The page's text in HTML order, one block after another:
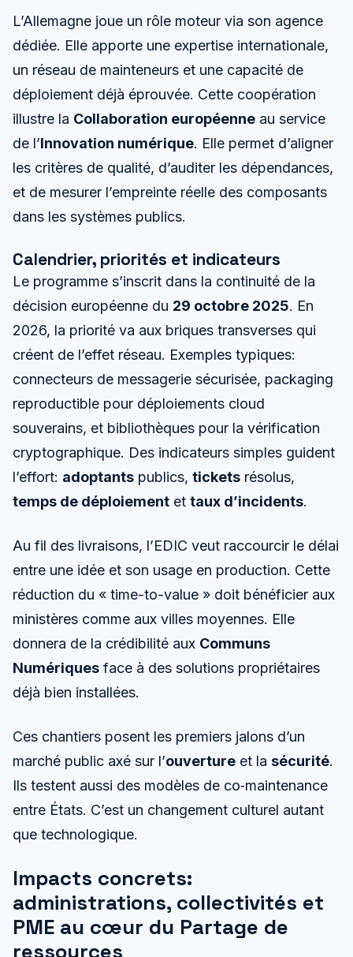
L’Allemagne joue un rôle moteur via son agence
dédiée. Elle apporte une expertise internationale,
un réseau de mainteneurs et une capacité de
déploiement déjà éprouvée. Cette coopération
illustre la Collaboration européenne au service
de l’Innovation numérique. Elle permet d’aligner
les critères de qualité, d’auditer les dépendances,
et de mesurer l’empreinte réelle des composants
dans les systèmes publics.
Calendrier, priorités et indicateurs
Le programme s’inscrit dans la continuité de la
décision européenne du 29 octobre 2025. En
2026, la priorité va aux briques transverses qui
créent de l’effet réseau. Exemples typiques:
connecteurs de messagerie sécurisée, packaging
reproductible pour déploiements cloud
souverains, et bibliothèques pour la vérification
cryptographique. Des indicateurs simples guident
l’effort: adoptants publics, tickets résolus,
temps de déploiement et taux d’incidents.
Au fil des livraisons, l’EDIC veut raccourcir le délai
entre une idée et son usage en production. Cette
réduction du « time-to-value » doit bénéficier aux
ministères comme aux villes moyennes. Elle
donnera de la crédibilité aux Communs
Numériques face à des solutions propriétaires
déjà bien installées.
Ces chantiers posent les premiers jalons d’un
marché public axé sur l’ouverture et la sécurité.
Ils testent aussi des modèles de co‑maintenance
entre États. C’est un changement culturel autant
que technologique.
Impacts concrets:
administrations, collectivités et
PME au cœur du Partage de